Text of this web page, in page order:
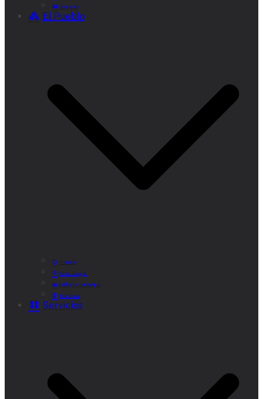
Contacta
El Pueblo
Historia
Cómo Llegar
Callejero Municipal
Teléfonos
Servicios